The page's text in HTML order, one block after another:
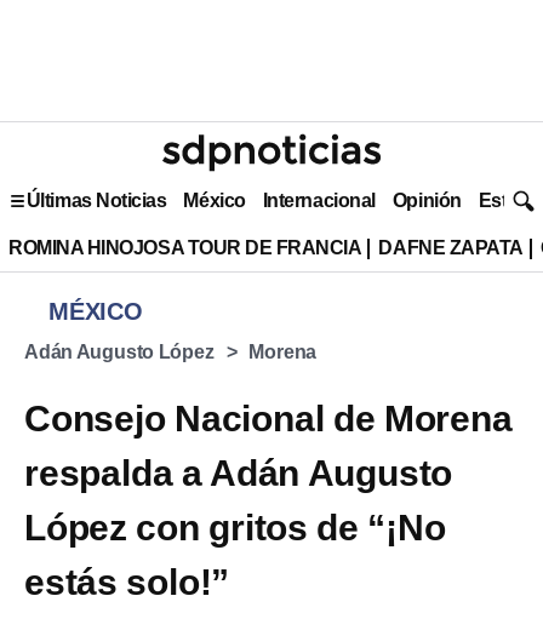
Últimas Noticias México Internacional Opinión Estilo
ROMINA HINOJOSA TOUR DE FRANCIA DAFNE ZAPATA
MÉXICO
Adán Augusto López Morena
Consejo Nacional de Morena
respalda a Adán Augusto
López con gritos de “¡No
estás solo!”